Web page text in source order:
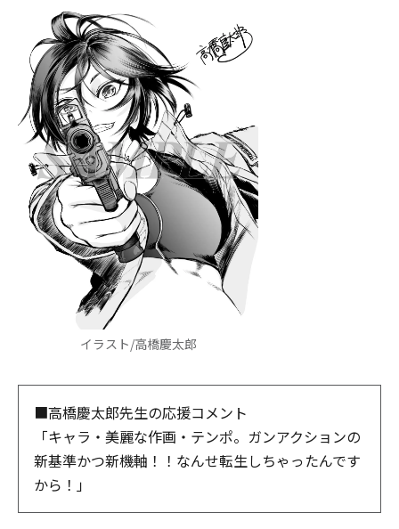
イラスト/高橋慶太郎
■高橋慶太郎先生の応援コメント
「キャラ・美麗な作画・テンポ。ガンアクションの
新基準かつ新機軸！！なんせ転生しちゃったんです
から！」